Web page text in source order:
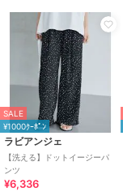
SALE
¥1000ｸｰﾎﾟﾝ
ラビアンジェ
【洗える】ドットイージーパ
ンツ
¥6,336